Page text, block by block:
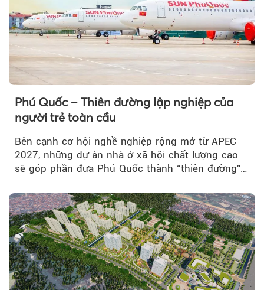
Phú Quốc – Thiên đường lập nghiệp của
người trẻ toàn cầu
Bên cạnh cơ hội nghề nghiệp rộng mở từ APEC
2027, những dự án nhà ở xã hội chất lượng cao
sẽ góp phần đưa Phú Quốc thành “thiên đường”